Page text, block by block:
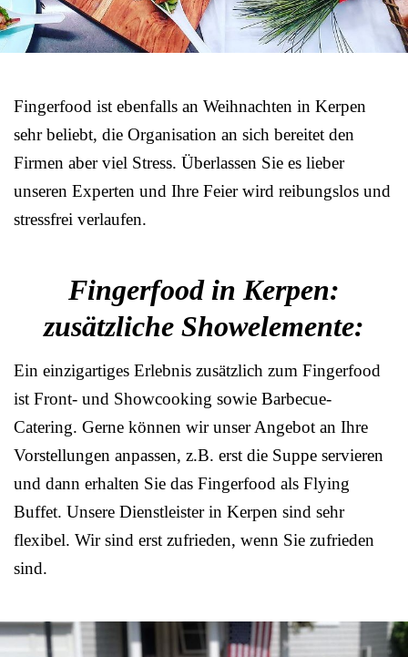
Fingerfood ist ebenfalls an Weihnachten in Kerpen
sehr beliebt, die Organisation an sich bereitet den
Firmen aber viel Stress. Überlassen Sie es lieber
unseren Experten und Ihre Feier wird reibungslos und
stressfrei verlaufen.
Fingerfood in Kerpen:
zusätzliche Showelemente:
Ein einzigartiges Erlebnis zusätzlich zum Fingerfood
ist Front- und Showcooking sowie Barbecue-
Catering. Gerne können wir unser Angebot an Ihre
Vorstellungen anpassen, z.B. erst die Suppe servieren
und dann erhalten Sie das Fingerfood als Flying
Buffet. Unsere Dienstleister in Kerpen sind sehr
flexibel. Wir sind erst zufrieden, wenn Sie zufrieden
sind.